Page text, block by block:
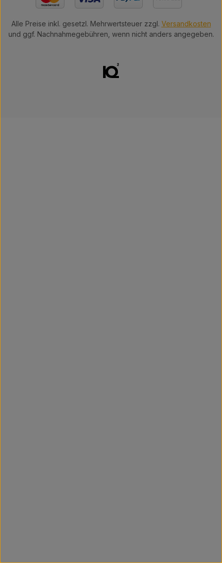
Alle Preise inkl. gesetzl. Mehrwertsteuer zzgl. Versandkosten
und ggf. Nachnahmegebühren, wenn nicht anders angegeben.